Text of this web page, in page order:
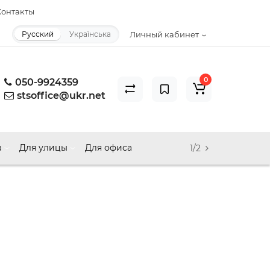
Личный кабинет
Русский Українська
050-9924359
stsoffice@ukr.net
0
Для улицы Для офиса 1/2